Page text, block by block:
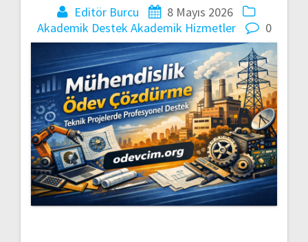
Editör Burcu
8 Mayıs 2026
Akademik DestekAkademik Hizmetler 0